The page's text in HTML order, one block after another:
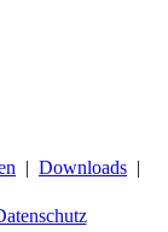
Downloads